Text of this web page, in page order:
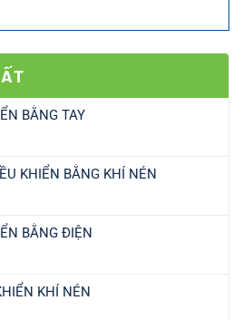
BẰNG TAY
KHIỂN BẰNG KHÍ NÉN
BẰNG ĐIỆN
KHÍ NÉN